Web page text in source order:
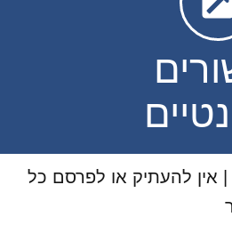
| אין להעתיק או לפרסם כל